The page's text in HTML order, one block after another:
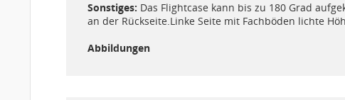
Sonstiges: Das Flightcase kann bis zu 180 Grad
an der Rückseite.Linke Seite mit Fachböden lichte
Abbildungen